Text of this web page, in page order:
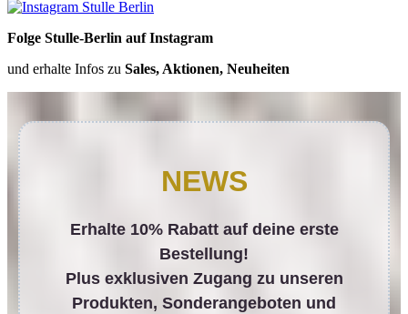
Folge Stulle-Berlin auf Instagram
und erhalte Infos zu Sales, Aktionen, Neuheiten
NEWS
Erhalte 10% Rabatt auf deine erste
Bestellung!
Plus exklusiven Zugang zu unseren
Produkten, Sonderangeboten und